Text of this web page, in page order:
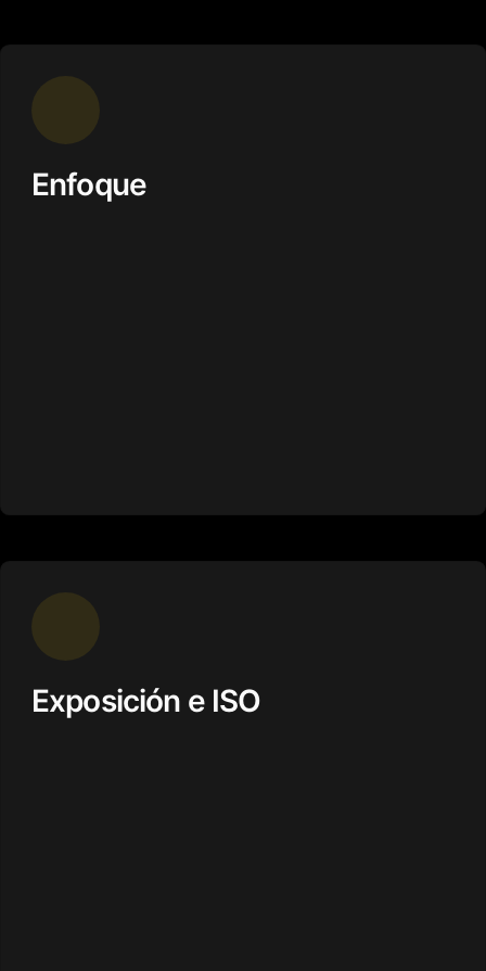
Enfoque
Exposición e ISO